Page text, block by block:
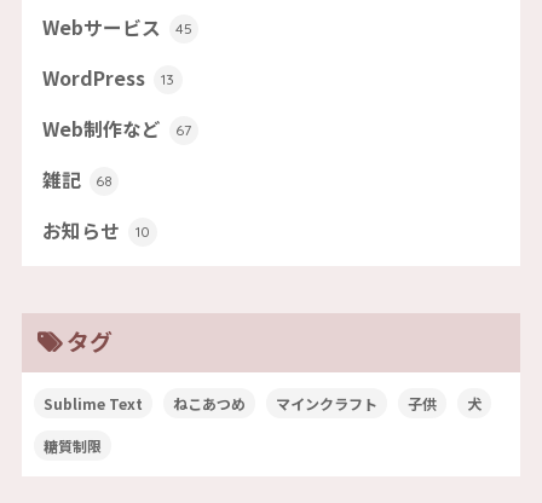
Webサービス 45
WordPress 13
Web制作など 67
雑記 68
お知らせ 10
タグ
Sublime Text ねこあつめ マインクラフト 子供 犬
糖質制限